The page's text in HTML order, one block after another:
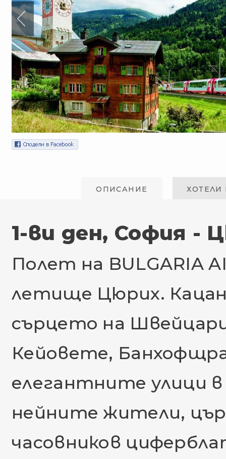
ОПИСАНИЕ ХОТЕЛИ
1-ви ден, София -
Полет на BULGARIA
летище Цюрих.
сърцето на
Кейовете,
елегантните улици
нейните жители,
часовников